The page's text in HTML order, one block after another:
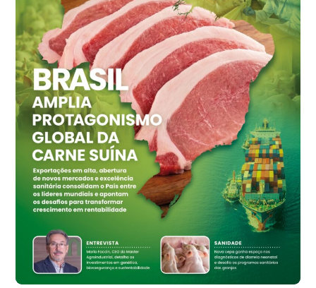
Grande São Paulo (SP)
R$ 155,59
cx
Ovo Vermelho - Regional
Vermelho
R$ 159,31
cx
Ovo Branco - Regional
Bastos (SP)
R$ 134,42
cx
Ovo Vermelho - Regional
Bastos (SP)
R$ 148,56
cx